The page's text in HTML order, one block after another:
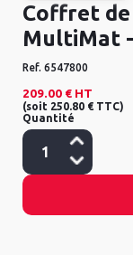
Coffret
MultiMat -
Ref. 6547800
209.00 € HT
(soit 250.80 € TTC)
Quantité